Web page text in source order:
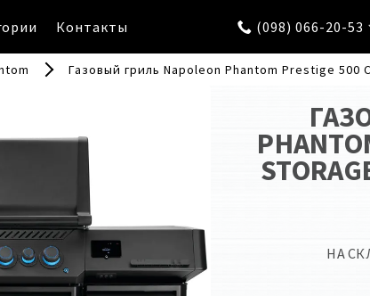
Контакты (098) 066-20-53
Газовый гриль Napoleon Phantom Prestige 500
НА